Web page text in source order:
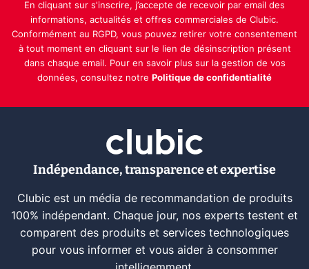
En cliquant sur s'inscrire, j’accepte de recevoir par email des
informations, actualités et offres commerciales de Clubic.
Conformément au RGPD, vous pouvez retirer votre consentement
à tout moment en cliquant sur le lien de désinscription présent
dans chaque email. Pour en savoir plus sur la gestion de vos
données, consultez notre Politique de confidentialité
Indépendance, transparence et expertise
Clubic est un média de recommandation de produits
100% indépendant. Chaque jour, nos experts testent et
comparent des produits et services technologiques
pour vous informer et vous aider à consommer